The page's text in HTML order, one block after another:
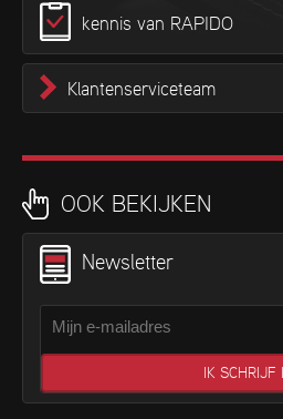
kennis van RAPIDO
Klantenserviceteam
OOK BEKIJKEN
Newsletter